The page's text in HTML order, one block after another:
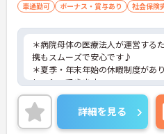
車通勤可 ボーナス・賞与あり 社会保険
＊病院母体の医療法人が運営する
携もスムーズで安心です♪
＊夏季・年末年始の休暇制度があ
レッシュできます。
＊賞与実績は年4ヶ月分と、やり
職場です。
＊夜勤シフトもありますが、希望
詳細を見る